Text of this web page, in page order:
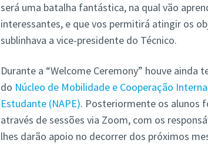
será uma batalha fantástica, na qual vão
interessantes, e que vos permitirá atingir os
sublinhava a vice-presidente do Técnico.
Durante a “Welcome Ceremony” houve ainda
do Núcleo de Mobilidade e Cooperação
Estudante (NAPE). Posteriormente os alunos
através de sessões via Zoom, com os
lhes darão apoio no decorrer dos próximos